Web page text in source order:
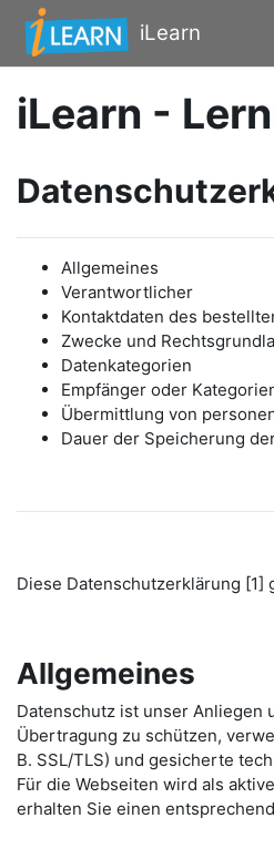
Zum Hauptinhalt
iLearn
iLearn -
Allgemeines
Verantwortlicher
Kontaktdaten des
Zwecke und
Datenkategorien
Empfänger oder
Übermittlung von
Dauer der Speicherung
Diese Datenschutzerklärung
Allgemeines
Datenschutz ist unser Anliegen
Übertragung zu schützen,
B. SSL/TLS) und gesicherte
Für die Webseiten wird als
erhalten Sie einen